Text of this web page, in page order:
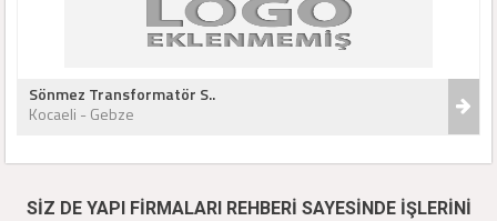
Sönmez Transformatör S..
Kocaeli - Gebze
SİZ DE YAPI FİRMALARI REHBERİ SAYESİNDE İŞLERİNİ